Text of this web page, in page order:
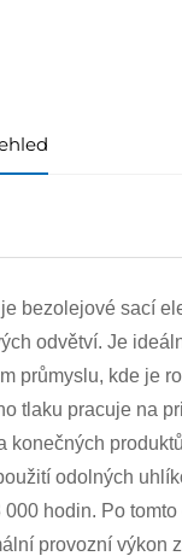
bezolejové sací
odvětví. Je
průmyslu, kde je
tlaku pracuje na
konečných
odolných
hodin. Po
provozní